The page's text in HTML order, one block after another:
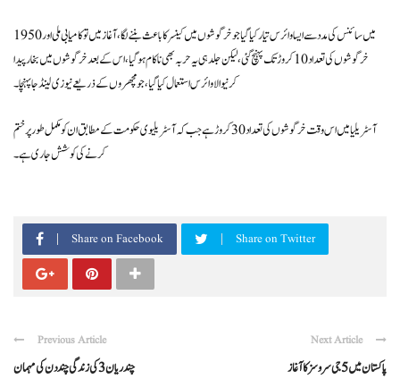
1950 میں سائنس کی مدد سے ایسا وائرس تیار کیا گیا جو خرگوشوں میں کینسر کا باعث بننے لگا ، آغاز میں تو کامیابی ملی اور
خرگوشوں کی تعداد 10 کروڑ تک پہنچ گئی، لیکن جلد ہی یہ حربہ بھی ناکام ہو گیا ، اس کے بعد خرگوشوں میں بخار پیدا
کرنیوالا وائرس استعمال کیا گیا ، جو مچھروں کے ذریعے نیوزی لینڈ جا پہنچا ۔
آسٹریلیا میں اس وقت خرگوشوں کی تعداد 30 کروڑ ہے جب کہ آسٹریلیوی حکومت کے مطابق ان کو مکمل طور پر ختم
کرنے کی کوشش جاری ہے ۔
Share on Facebook Share on Twitter
Previous Article
چندریان 3 کی زندگی چند دن کی مہمان
Next Article
پاکستان میں 5 جی سروسز کا آغاز